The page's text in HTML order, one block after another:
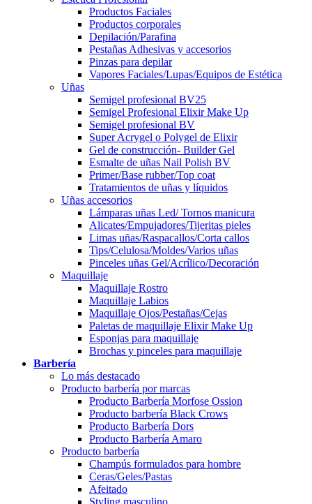
Productos Faciales
Productos corporales
Depilación/Parafina
Pestañas Adhesivas y accesorios
Pinzas para depilar
Vapores Faciales/Lupas/Equipos de Estética
Uñas
Semigel profesional BV25
Semigel Profesional Elixir Make Up
Semigel profesional BV
Super Acrygel o Polygel de Elixir
Gel de construcción- Builder Gel
Esmalte de uñas Nail Polish BV
Primer/Base rubber/Top coat
Tratamientos de uñas y líquidos
Uñas accesorios
Lámparas uñas Led/ Tornos manicura
Alicates/Empujadores/Tijeritas pieles
Limas uñas/Raspacallos/Corta callos
Tips/Celulosa/Moldes/Varios uñas
Pinceles uñas Gel/Acrílico/Decoración
Maquillaje
Maquillaje Rostro
Maquillaje Labios
Maquillaje Ojos/Pestañas/Cejas
Paletas de maquillaje Elixir Make Up
Esponjas para maquillaje
Brochas y pinceles para maquillaje
Barbería
Lo más destacado
Producto barbería por marcas
Producto Barbería Morfose Ossion
Producto barbería Black Crows
Producto Barbería Dors
Producto Barbería Amaro
Producto barbería
Champús formulados para hombre
Ceras/Geles/Pastas
Afeitado
Styling masculino